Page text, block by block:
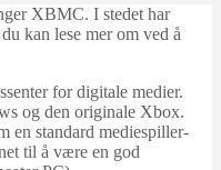
XBMC. I stedet har
kan lese mer om ved å
for digitale medier.
og den originale Xbox.
en standard mediespiller-
til å være en god